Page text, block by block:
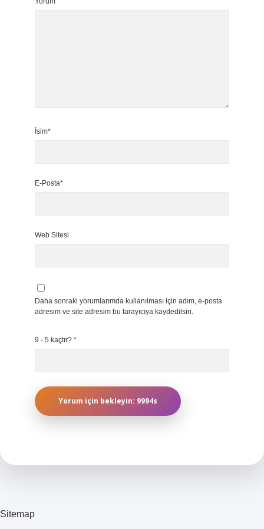
İsim*
E-Posta*
Web Sitesi
Daha sonraki yorumlarımda kullanılması için adım, e-posta
adresim ve site adresim bu tarayıcıya kaydedilsin.
9 - 5 kaçtır? *
Sitemap